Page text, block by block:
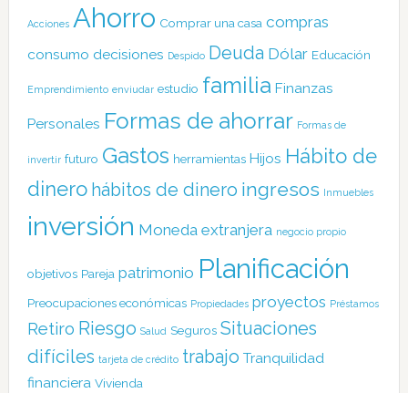
Acciones Ahorro Comprar una casa compras
consumo decisiones Despido Deuda Dólar Educación
Emprendimiento enviudar estudio familia Finanzas
Personales Formas de ahorrar Formas de
invertir futuro Gastos herramientas Hijos Hábito de
dinero hábitos de dinero ingresos Inmuebles
inversión Moneda extranjera negocio propio
objetivos Pareja patrimonio Planificación
Preocupaciones económicas Propiedades proyectos Préstamos
Retiro Riesgo Salud Seguros Situaciones
difíciles tarjeta de crédito trabajo Tranquilidad
financiera Vivienda